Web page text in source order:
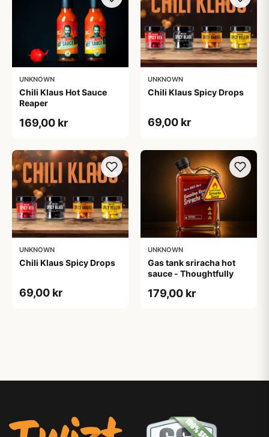
UNKNOWN
Chili Klaus Hot Sauce
Reaper
169,00 kr
UNKNOWN
Chili Klaus Spicy Drops
69,00 kr
UNKNOWN
Chili Klaus Spicy Drops
69,00 kr
UNKNOWN
Gas tank sriracha hot
sauce - Thoughtfully
179,00 kr